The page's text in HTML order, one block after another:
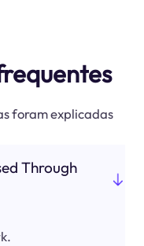
foram explicadas
Through